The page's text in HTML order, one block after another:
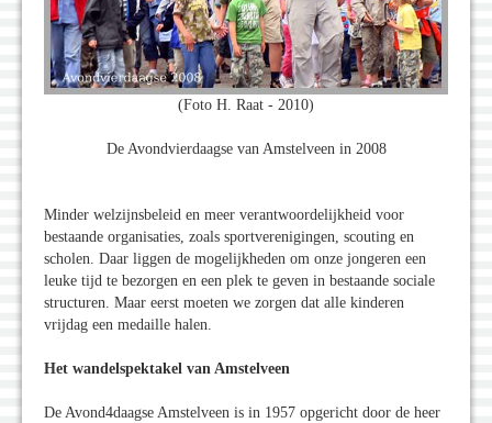
(Foto H. Raat - 2010)
De Avondvierdaagse van Amstelveen in 2008
Minder welzijnsbeleid en meer verantwoordelijkheid voor
bestaande organisaties, zoals sportverenigingen, scouting en
scholen. Daar liggen de mogelijkheden om onze jongeren een
leuke tijd te bezorgen en een plek te geven in bestaande sociale
structuren. Maar eerst moeten we zorgen dat alle kinderen
vrijdag een medaille halen.
Het wandelspektakel van Amstelveen
De Avond4daagse Amstelveen is in 1957 opgericht door de heer